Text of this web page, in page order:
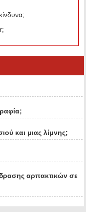
και μιας λίμνης;
αρπακτικών σε